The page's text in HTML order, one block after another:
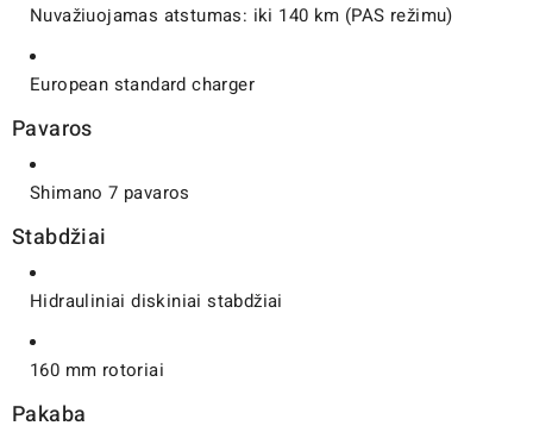
Nuvažiuojamas atstumas: iki 140 km (PAS režimu)
European standard charger
Pavaros
Shimano 7 pavaros
Stabdžiai
Hidrauliniai diskiniai stabdžiai
160 mm rotoriai
Pakaba